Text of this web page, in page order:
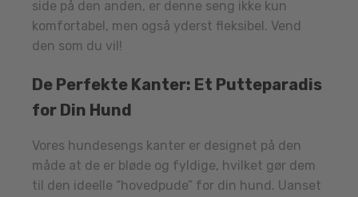
side på den anden, er denne seng ikke kun
komfortabel, men også yderst fleksibel. Vend
den som du vil!
De Perfekte Kanter: Et Putteparadis
for Din Hund
Vores hundesengs kanter er designet på den
måde at de er bløde og fyldige, hvilket gør dem
til den ideelle “hovedpude” for din hund. Uanset